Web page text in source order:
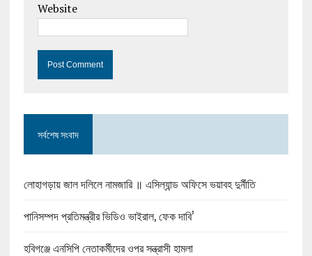
Website
সর্বশেষ সংবাদ
লোহাগড়ায় জাল দলিলে নামজারি ॥ এসিল্যান্ড অফিসে ভয়াবহ দুর্নীতি
পানিসম্পদ প্রতিমন্ত্রীর ভিডিও ভাইরাল, ফেক দাবি’
হবিগঞ্জে এনসিপি নেতাকর্মীদের ওপর সন্ত্রাসী হামলা